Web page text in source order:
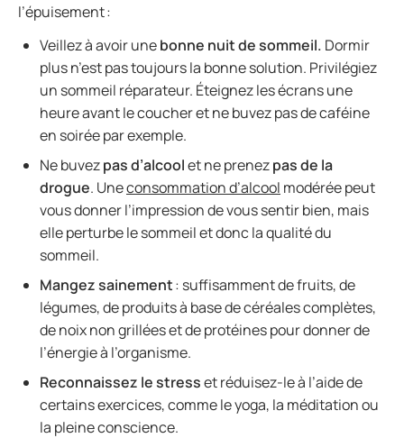
l’épuisement :
Veillez à avoir unebonne nuit de sommeil. Dormir
plus n’est pas toujours la bonne solution. Privilégiez
un sommeil réparateur. Éteignez les écrans une
heure avant le coucher et ne buvez pas de caféine
en soirée par exemple.
Ne buvezpas d’alcoolet ne prenezpas de la
drogue. Uneconsommation d’alcool modérée peut
vous donner l’impression de vous sentir bien, mais
elle perturbe le sommeil et donc la qualité du
sommeil.
Mangez sainement: suffisamment de fruits, de
légumes, de produits à base de céréales complètes,
de noix non grillées et de protéines pour donner de
l’énergie à l’organisme.
Reconnaissez le stresset réduisez-le à l’aide de
certains exercices, comme le yoga, la méditation ou
la pleine conscience.